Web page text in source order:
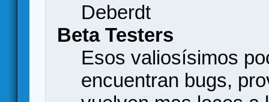
Deberdt
Beta Testers
Esos valiosísimos
encuentran bugs,